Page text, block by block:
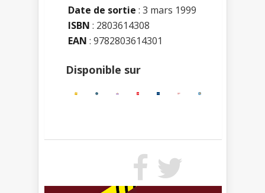
Date de sortie : 3 mars 1999
ISBN : 2803614308
EAN : 9782803614301
Disponible sur